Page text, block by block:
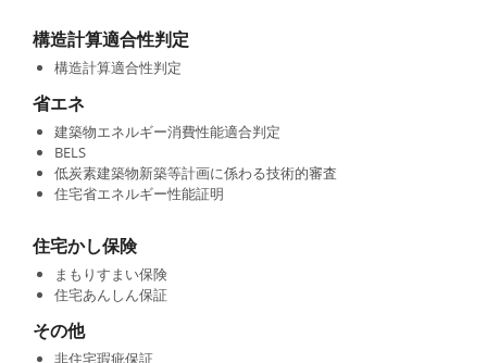
構造計算適合性判定
構造計算適合性判定
省エネ
建築物エネルギー消費性能適合判定
BELS
低炭素建築物新築等計画に係わる技術的審査
住宅省エネルギー性能証明
住宅かし保険
まもりすまい保険
住宅あんしん保証
その他
非住宅瑕疵保証